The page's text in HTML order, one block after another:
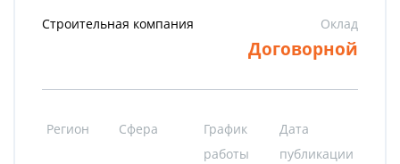
Строительная компания Оклад
Договорной
Регион Сфера
График
работы
Дата
публикации